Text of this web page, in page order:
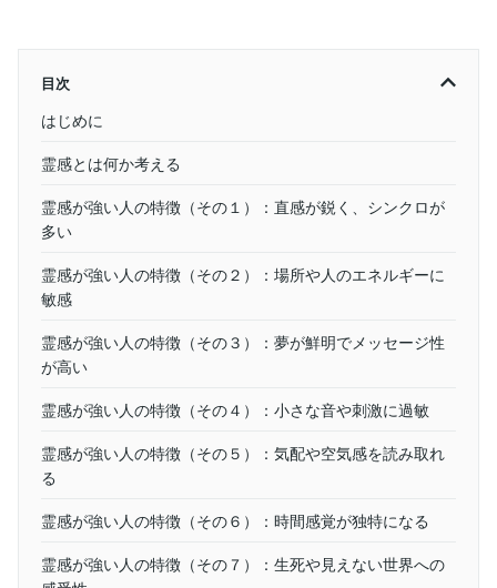
目次
はじめに
霊感とは何か考える
霊感が強い人の特徴（その１）：直感が鋭く、シンクロが
多い
霊感が強い人の特徴（その２）：場所や人のエネルギーに
敏感
霊感が強い人の特徴（その３）：夢が鮮明でメッセージ性
が高い
霊感が強い人の特徴（その４）：小さな音や刺激に過敏
霊感が強い人の特徴（その５）：気配や空気感を読み取れ
る
霊感が強い人の特徴（その６）：時間感覚が独特になる
霊感が強い人の特徴（その７）：生死や見えない世界への